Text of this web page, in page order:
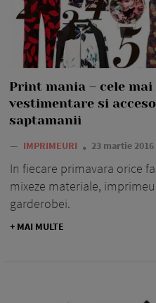
Print mania – cele mai
vestimentare si
saptamanii
— IMPRIMEURI 23 martie 2016
In fiecare primavara orice
mixeze materiale,
garderobei.
+ MAI MULTE